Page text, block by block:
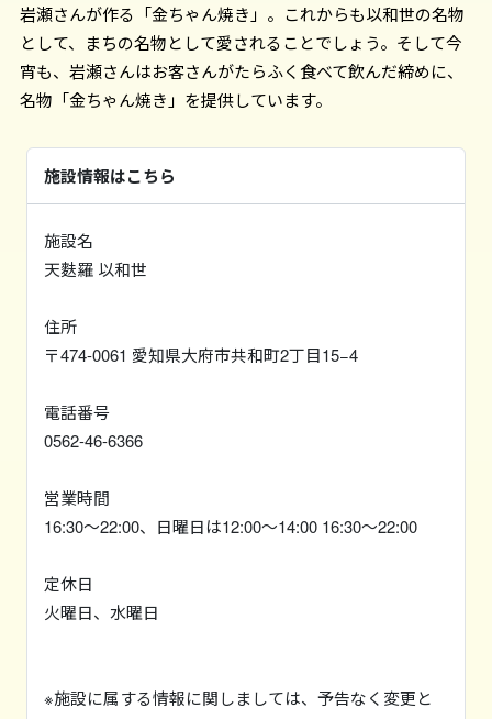
岩瀬さんが作る「金ちゃん焼き」。これからも以和世の名物
として、まちの名物として愛されることでしょう。そして今
宵も、岩瀬さんはお客さんがたらふく食べて飲んだ締めに、
名物「金ちゃん焼き」を提供しています。
施設情報はこちら
施設名
天麩羅 以和世
住所
〒474-0061 愛知県大府市共和町2丁目15−4
電話番号
0562-46-6366
営業時間
16:30〜22:00、日曜日は12:00〜14:00 16:30〜22:00
定休日
火曜日、水曜日
※施設に属する情報に関しましては、予告なく変更と